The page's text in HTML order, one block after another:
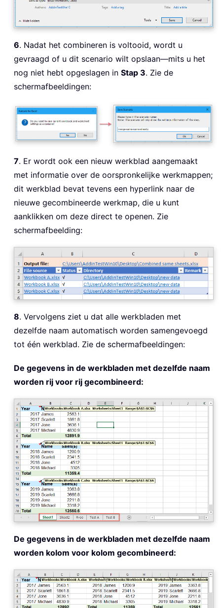
6. Nadat het combineren is voltooid, wordt u
gevraagd of u dit scenario wilt opslaan—mits u het
nog niet hebt opgeslagen in Stap 3. Zie de
schermafbeeldingen:
7. Er wordt ook een nieuw werkblad aangemaakt
met informatie over de oorspronkelijke werkmappen;
dit werkblad bevat tevens een hyperlink naar de
nieuwe gecombineerde werkmap, die u kunt
aanklikken om deze direct te openen. Zie
schermafbeelding:
8. Vervolgens ziet u dat alle werkbladen met
dezelfde naam automatisch worden samengevoegd
tot één werkblad. Zie de schermafbeeldingen:
De gegevens in de werkbladen met dezelfde naam
worden rij voor rij gecombineerd:
De gegevens in de werkbladen met dezelfde naam
worden kolom voor kolom gecombineerd: